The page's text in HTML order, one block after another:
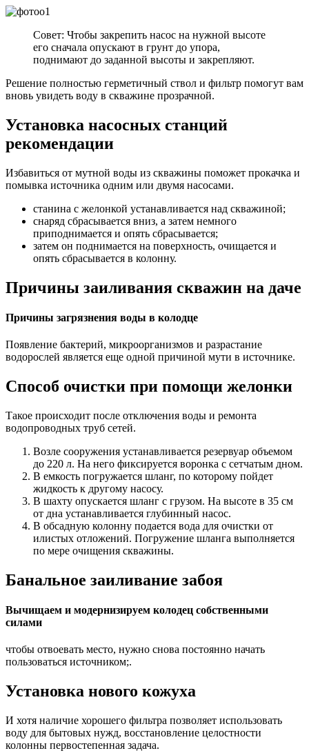
Совет: Чтобы закрепить насос на нужной высоте
его сначала опускают в грунт до упора,
поднимают до заданной высоты и закрепляют.
Решение полностью герметичный ствол и фильтр помогут вам
вновь увидеть воду в скважине прозрачной.
Установка насосных станций
рекомендации
Избавиться от мутной воды из скважины поможет прокачка и
помывка источника одним или двумя насосами.
станина с желонкой устанавливается над скважиной;
снаряд сбрасывается вниз, а затем немного
приподнимается и опять сбрасывается;
затем он поднимается на поверхность, очищается и
опять сбрасывается в колонну.
Причины заиливания скважин на даче
Причины загрязнения воды в колодце
Появление бактерий, микроорганизмов и разрастание
водорослей является еще одной причиной мути в источнике.
Способ очистки при помощи желонки
Такое происходит после отключения воды и ремонта
водопроводных труб сетей.
Возле сооружения устанавливается резервуар объемом
до 220 л. На него фиксируется воронка с сетчатым дном.
В емкость погружается шланг, по которому пойдет
жидкость к другому насосу.
В шахту опускается шланг с грузом. На высоте в 35 см
от дна устанавливается глубинный насос.
В обсадную колонну подается вода для очистки от
илистых отложений. Погружение шланга выполняется
по мере очищения скважины.
Банальное заиливание забоя
Вычищаем и модернизируем колодец собственными
силами
чтобы отвоевать место, нужно снова постоянно начать
пользоваться источником;.
Установка нового кожуха
И хотя наличие хорошего фильтра позволяет использовать
воду для бытовых нужд, восстановление целостности
колонны первостепенная задача.